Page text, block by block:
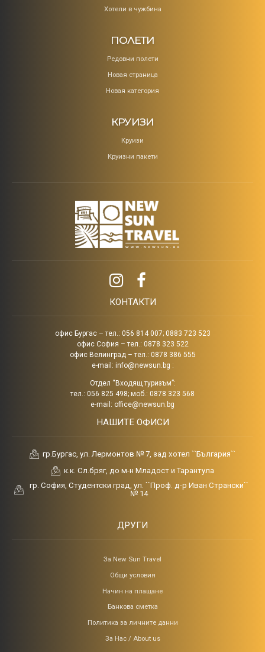
Хотели в чужбина
ПОЛЕТИ
Редовни полети
Новая страница
Новая категория
КРУИЗИ
Круизи
Круизни пакети
КОНТАКТИ
офис Бургас – тел.: 056 814 007; 0883 723 523
офис София – тел.: 0878 323 522
офис Велинград – тел.: 0878 386 555
e-mail: info@newsun.bg :
Отдел “Входящ туризъм”:
тел.: 056 825 498; моб.: 0878 323 568
e-mail: office@newsun.bg
НАШИТЕ ОФИСИ
гр.Бургас, ул. Лермонтов № 7, зад хотел ``България``
к.к. Сл.бряг, до м-н Младост и Тарантула
гр. София, Студентски град, ул. ``Проф. д-р Иван Странски``
№ 14
ДРУГИ
За New Sun Travel
Общи условия
Начин на плащане
Банкова сметка
Политика за личните данни
За Нас / About us